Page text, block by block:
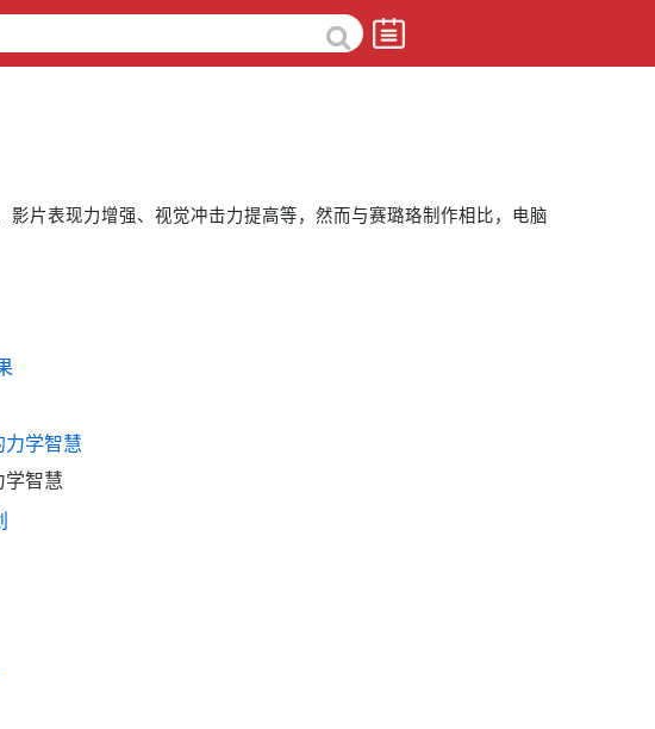
片表现力增强、视觉冲击力提高等，然而与赛璐珞制作相比，电脑
学智慧